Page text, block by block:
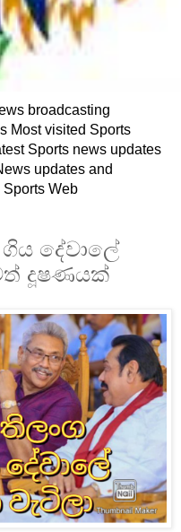
broadcasting
Most visited Sports
Sports news updates
updates and
Web
දේවාලේ
දූෂණයක්